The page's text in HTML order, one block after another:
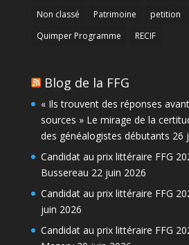
Non classé
Patrimoine petition
Quimper Programme
RECIF
Blog de la FFG
« Ils trouvent des réponses
sources » Le mirage de la
des généalogistes débutants 26
Candidat au prix littéraire FFG
Bussereau 22 juin 2026
Candidat au prix littéraire FFG
juin 2026
Candidat au prix littéraire FFG